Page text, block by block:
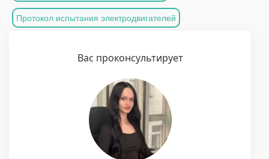
Протокол испытания электродвигателей
Вас проконсультирует